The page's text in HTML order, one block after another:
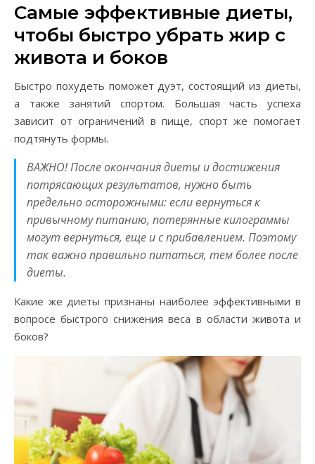
Самые эффективные диеты,
чтобы быстро убрать жир с
живота и боков
Быстро похудеть поможет дуэт, состоящий из диеты,
а также занятий спортом. Большая часть успеха
зависит от ограничений в пище, спорт же помогает
подтянуть формы.
ВАЖНО! После окончания диеты и достижения
потрясающих результатов, нужно быть
предельно осторожными: если вернуться к
привычному питанию, потерянные килограммы
могут вернуться, еще и с прибавлением. Поэтому
так важно правильно питаться, тем более после
диеты.
Какие же диеты признаны наиболее эффективными в
вопросе быстрого снижения веса в области живота и
боков?